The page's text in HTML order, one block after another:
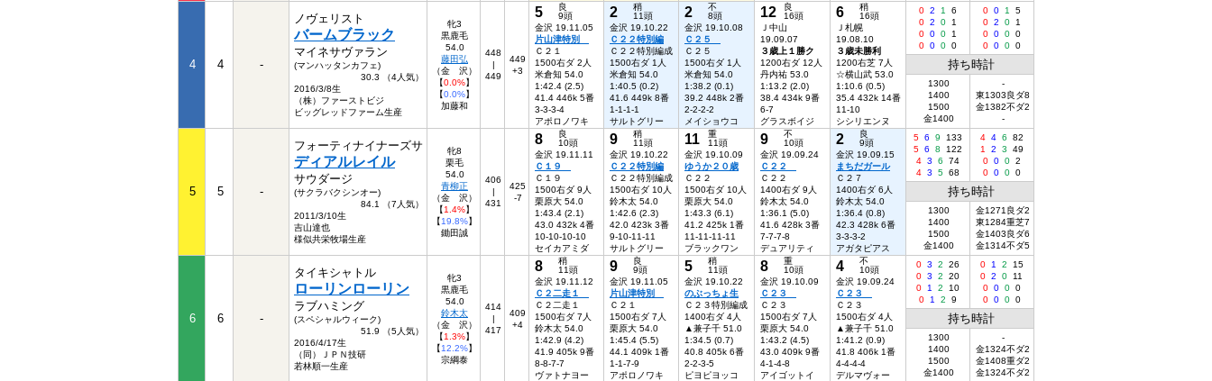
4 4 -
ノヴェリスト
バームブラック
マイネサヴァラン
(マンハッタンカフェ)
30.3 （4人気）
2016/3/8生
（株）ファーストビジ
ビッグレッドファーム生産
牝3
黒鹿毛
54.0
藤田弘
（金 沢）
【0.0%】
【0.0%】
加藤和
448
|
449
449
+3
5
良
9頭
金沢 19.11.05
片山津特別
Ｃ２１
1500右ダ 2人
米倉知 54.0
1:42.4 (2.5)
41.4 446k 5番
3-3-3-4
アポロノワキ
2
稍
11頭
金沢 19.10.22
Ｃ２２特別編
Ｃ２２特別編成
1500右ダ 1人
米倉知 54.0
1:40.5 (0.2)
41.6 449k 8番
1-1-1-1
サルトグリー
2
不
8頭
金沢 19.10.08
Ｃ２５
Ｃ２５
1500右ダ 1人
米倉知 54.0
1:38.2 (0.1)
39.2 448k 2番
2-2-2-2
メイショウコ
12
良
16頭
Ｊ中山
19.09.07
３歳上１勝ク
1200右ダ 12人
丹内祐 53.0
1:13.2 (2.0)
38.4 434k 9番
6-7
グラスボイジ
6
稍
16頭
Ｊ札幌
19.08.10
３歳未勝利
1200右芝 7人
☆横山武 53.0
1:10.6 (0.5)
35.4 432k 14番
11-10
シシリエンヌ
0 2 1
6
0 2 0
1
0 0 0
1
0 0 0 0
0 0 1
5
0 2 0
1
0 0 0 0
0 0 0 0
持ち時計
1300
1400
1500
金1400
-
東1303良ダ8
金1382不ダ2
-
5 5 -
フォーティナイナーズサ
ディアルレイル
サウダージ
(サクラバクシンオー)
84.1 （7人気）
2011/3/10生
吉山達也
様似共栄牧場生産
牝8
栗毛
54.0
青柳正
（金 沢）
【1.4%】
【19.8%】
鋤田誠
406
|
431
425
-7
8
良
10頭
金沢 19.11.11
Ｃ１９
Ｃ１９
1500右ダ 9人
栗原大 54.0
1:43.4 (2.1)
43.0 432k 4番
10-10-10-10
セイカアミダ
9
稍
11頭
金沢 19.10.22
Ｃ２２特別編
Ｃ２２特別編成
1500右ダ 10人
鈴木太 54.0
1:42.6 (2.3)
42.0 423k 3番
9-10-11-11
サルトグリー
11
重
11頭
金沢 19.10.09
ゆうか２０歳
Ｃ２２
1500右ダ 10人
栗原大 54.0
1:43.3 (6.1)
41.2 425k 1番
11-11-11-11
ブラックワン
9
不
10頭
金沢 19.09.24
Ｃ２２
Ｃ２２
1400右ダ 9人
鈴木太 54.0
1:36.1 (5.0)
41.6 428k 3番
7-7-7-8
デュアリティ
2
良
9頭
金沢 19.09.15
まちだガール
Ｃ２７
1400右ダ 6人
鈴木太 54.0
1:36.4 (0.8)
42.3 428k 6番
3-3-3-2
アガタピアス
5 6 9
133
5 6 8
122
4 3 6
74
4 3 5 68
4 4 6
82
1
2 3
49
0 0 0 2
0 0 0 0
持ち時計
1300
1400
1500
金1400
金1271良ダ2
東1284重芝7
金1403良ダ6
金1314不ダ5
6 6 -
タイキシャトル
ローリンローリン
ラブハミング
(スペシャルウィーク)
51.9 （5人気）
2016/4/17生
（同）ＪＰＮ技研
若林順一生産
牝3
黒鹿毛
54.0
鈴木太
（金 沢）
【1.3%】
【12.2%】
宗綱泰
414
|
417
409
+4
8
稍
11頭
金沢 19.11.12
Ｃ２二走１
Ｃ２二走１
1500右ダ 7人
鈴木太 54.0
1:42.9 (4.2)
41.9 405k 9番
8-8-7-7
ヴァトナヨー
9
良
9頭
金沢 19.11.05
片山津特別
Ｃ２１
1500右ダ 7人
栗原大 54.0
1:45.4 (5.5)
44.1 409k 1番
1-1-7-9
アポロノワキ
5
稍
11頭
金沢 19.10.22
のぶっちょ生
Ｃ２３特別編成
1400右ダ 4人
▲兼子千 51.0
1:34.5 (0.7)
40.8 405k 6番
2-2-3-5
ピヨピヨッコ
8
重
10頭
金沢 19.10.09
Ｃ２３
Ｃ２３
1500右ダ 7人
栗原大 54.0
1:43.2 (4.5)
43.0 409k 9番
4-1-4-8
アイゴットイ
4
不
10頭
金沢 19.09.24
Ｃ２３
Ｃ２３
1500右ダ 4人
▲兼子千 51.0
1:41.2 (0.9)
41.8 406k 1番
4-4-4-4
デルマヴォー
0 3 2
26
0 3 2
20
0
1 2
10
0
1 2 9
0 1 2
15
0 2 0
11
0 0 0 0
0 0 0 0
持ち時計
1300
1400
1500
金1400
-
金1324不ダ2
金1408重ダ2
金1324不ダ2